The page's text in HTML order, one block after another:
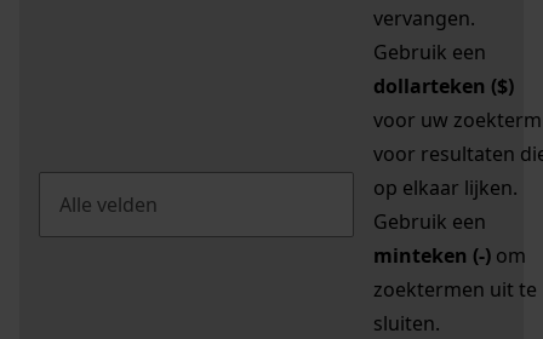
vervangen.
Gebruik een
dollarteken ($)
voor uw zoekterm
voor resultaten
op elkaar lijken.
Gebruik een
minteken (-) om
zoektermen uit te
sluiten.